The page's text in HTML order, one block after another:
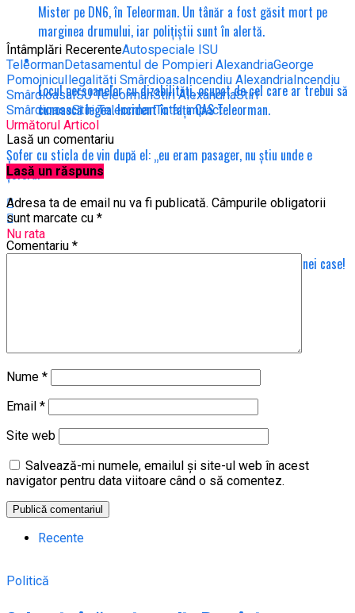
Întâmplări RecerenteAutospeciale ISU
TeleormanDetasamentul de Pompieri AlexandriaGeorge
PomojnicuIlegalități SmârdioasaIncendiu AlexandriaIncendiu
SmârdioasaISU TeleormanStiri AlexandriaStiri
SmârdioasaStiri TeleormanTotal impact
Următorul Articol
Șofer cu sticla de vin după el: „eu eram pasager, nu știu unde e
șoferul”
Nu rata
Tânăr de 16 ani prins sub zid, în timp ce lucra la demolarea unei case!
Mister pe DN6, în Teleorman. Un tânăr a fost găsit mort pe
marginea drumului, iar polițiștii sunt în alertă.
Locul persoanelor cu dizabilități, ocupat de cel care ar trebui să
cunoască legea. Incident în fața CAS Teleorman.
Lasă un comentariu
Lasă un răspuns
Adresa ta de email nu va fi publicată. Câmpurile obligatorii
sunt marcate cu *
Comentariu *
Nume *
Email *
Site web
Salvează-mi numele, emailul și site-ul web în acest
navigator pentru data viitoare când o să comentez.
Recente
Politică